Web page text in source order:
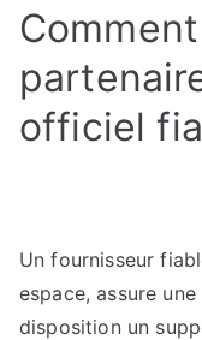
officiel
Un fournisseur
espace, assure
disposition un